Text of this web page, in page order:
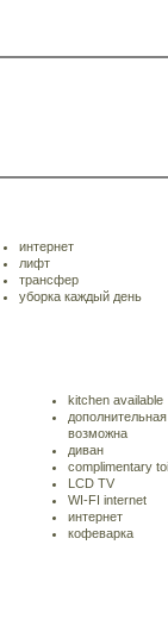
интернет
лифт
трансфер
уборка каждый день
kitchen available
возможна
диван
complimentary
LCD TV
WI-FI internet
интернет
кофеварка